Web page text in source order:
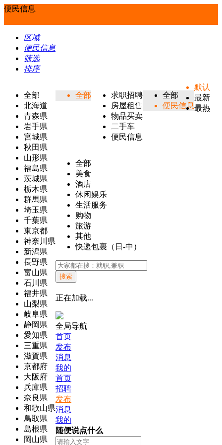
便民信息
区域
便民信息
筛选
排序
全部
北海道
青森県
岩手県
宮城県
秋田県
山形県
福島県
茨城県
栃木県
群馬県
埼玉県
千葉県
東京都
神奈川県
新潟県
長野県
富山県
石川県
福井県
山梨県
岐阜県
静岡県
愛知県
三重県
滋賀県
京都府
大阪府
兵庫県
奈良県
和歌山県
鳥取県
島根県
岡山県
全部
求职招聘
房屋租售
物品买卖
二手车
便民信息
全部
便民信息
全部
美食
酒店
休闲娱乐
生活服务
购物
旅游
其他
快递包裹（日-中）
默认
最新
最热
搜索
正在加载...
全局导航
首页
发布
消息
我的
首页
招聘
发布
消息
我的
随便说点什么